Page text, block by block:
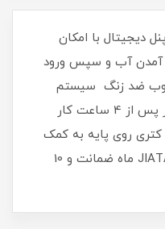
دیجیتال با امکان
آمدن آب و سپس ورود
ضد زنگ سیستم
خاموش شدن خودکار گرم نگهدار پس از 4 ساعت کار
چرخش 360 درجه کتری روی پایه به کمک
کنترلر مرغوب و استاندارد JIATAL 25 ماه ضمانت و 10